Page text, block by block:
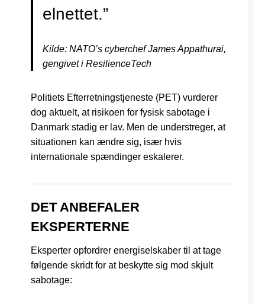
elnettet.”
Kilde: NATO’s cyberchef James Appathurai,
gengivet i ResilienceTech
Politiets Efterretningstjeneste (PET) vurderer
dog aktuelt, at risikoen for fysisk sabotage i
Danmark stadig er lav. Men de understreger, at
situationen kan ændre sig, især hvis
internationale spændinger eskalerer.
DET ANBEFALER
EKSPERTERNE
Eksperter opfordrer energiselskaber til at tage
følgende skridt for at beskytte sig mod skjult
sabotage: